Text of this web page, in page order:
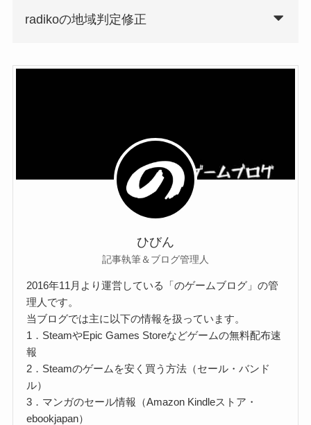
radikoの地域判定修正
ひびん
記事執筆＆ブログ管理人
2016年11月より運営している「のゲームブログ」の管
理人です。
当ブログでは主に以下の情報を扱っています。
1．SteamやEpic Games Storeなどゲームの無料配布速
報
2．Steamのゲームを安く買う方法（セール・バンド
ル）
3．マンガのセール情報（Amazon Kindleストア・
ebookjapan）